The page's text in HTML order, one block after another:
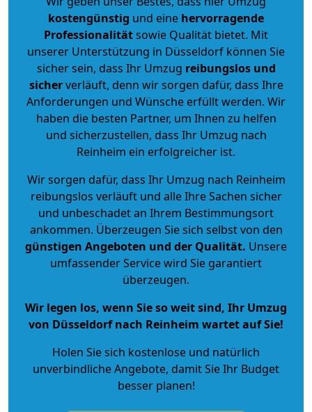
kostengünstig und eine hervorragende
Professionalitätsowie Qualität bietet. Mit
unserer Unterstützung in Düsseldorf können Sie
sicher sein, dass Ihr Umzug reibungslos und
sicherverläuft, denn wir sorgen dafür, dass Ihre
Anforderungen und Wünsche erfüllt werden. Wir
haben die besten Partner, um Ihnen zu helfen
und sicherzustellen, dass Ihr Umzug nach
Reinheim ein erfolgreicher ist.
Wir sorgen dafür, dass Ihr Umzug nach Reinheim
reibungslos verläuft und alle Ihre Sachen sicher
und unbeschadet an Ihrem Bestimmungsort
ankommen. Überzeugen Sie sich selbst von den
günstigen Angeboten und der Qualität. Unsere
umfassender Service wird Sie garantiert
überzeugen.
Wir legen los, wenn Sie so weit sind, Ihr Umzug
von Düsseldorf nach Reinheim wartet auf Sie!
Holen Sie sich kostenlose und natürlich
unverbindliche Angebote, damit Sie Ihr Budget
besser planen!